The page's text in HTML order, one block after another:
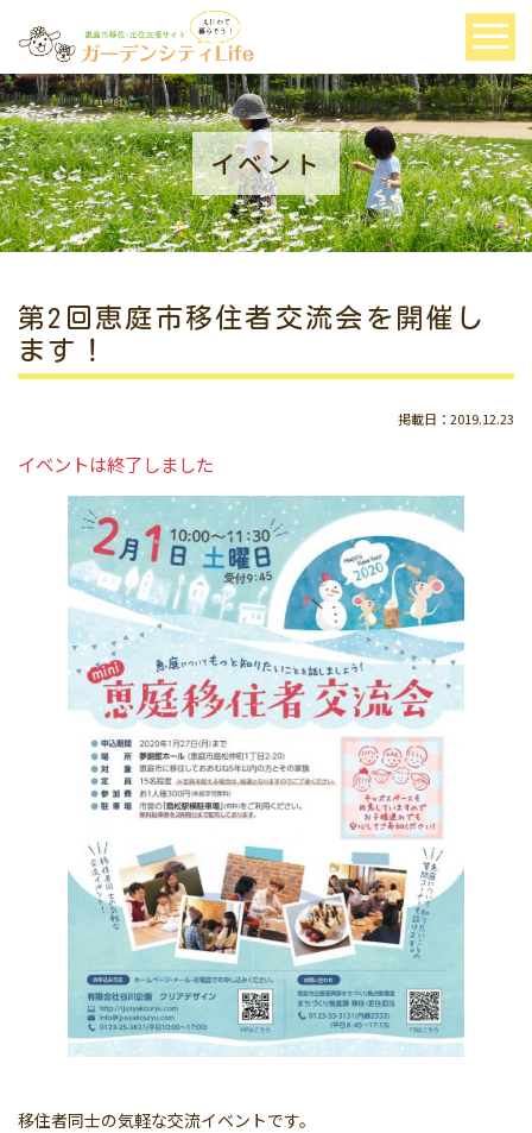
イベント
第2回恵庭市移住者交流会を開催し
ます！
掲載日：2019.12.23
イベントは終了しました
移住者同士の気軽な交流イベントです。